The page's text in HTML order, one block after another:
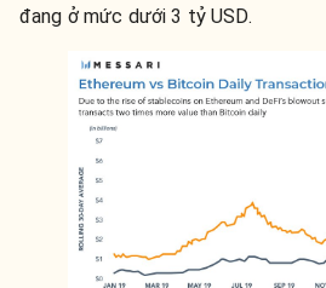
đang ở mức dưới 3 tỷ USD.